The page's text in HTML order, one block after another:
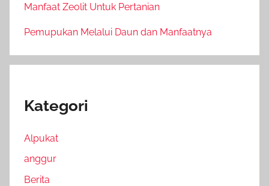
Manfaat Zeolit Untuk Pertanian
Pemupukan Melalui Daun dan Manfaatnya
Kategori
Alpukat
anggur
Berita